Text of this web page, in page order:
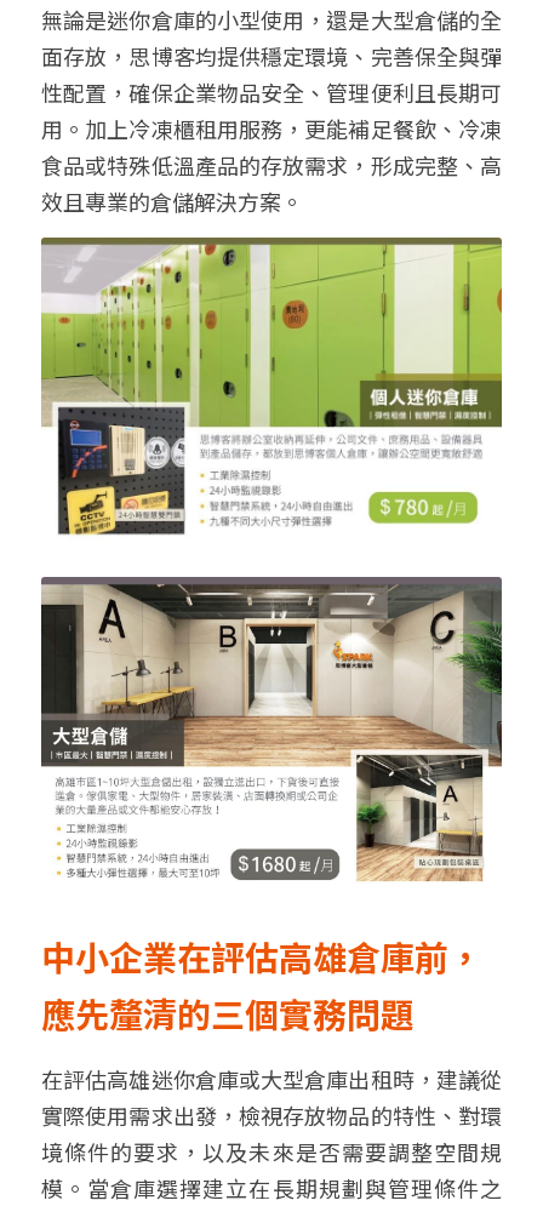
無論是迷你倉庫的小型使用，還是大型倉儲的全
面存放，思博客均提供穩定環境、完善保全與彈
性配置，確保企業物品安全、管理便利且長期可
用。加上冷凍櫃租用服務，更能補足餐飲、冷凍
食品或特殊低溫產品的存放需求，形成完整、高
效且專業的倉儲解決方案。
中小企業在評估高雄倉庫前，
應先釐清的三個實務問題
在評估高雄迷你倉庫或大型倉庫出租時，建議從
實際使用需求出發，檢視存放物品的特性、對環
境條件的要求，以及未來是否需要調整空間規
模。當倉庫選擇建立在長期規劃與管理條件之